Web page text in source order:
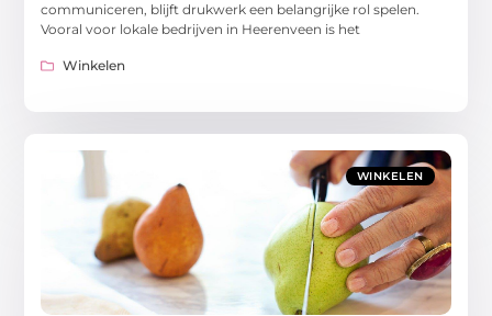
communiceren, blijft drukwerk een belangrijke rol spelen.
Vooral voor lokale bedrijven in Heerenveen is het
Winkelen
WINKELEN